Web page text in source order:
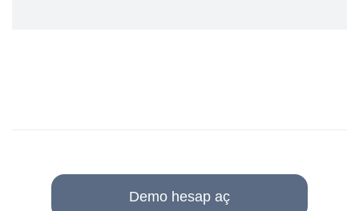
Demo hesap aç